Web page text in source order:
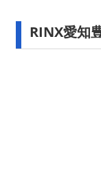
RINX愛知